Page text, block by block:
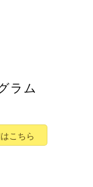
ラム
こちら